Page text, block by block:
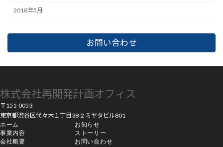
2018年5月
お問い合わせ
株式会社再開発計画オフィス
〒151-0053
東京都渋谷区代々木１丁目38-2 ミヤタビル801
ホーム
事業内容
会社概要
お知らせ
ストーリー
お問い合わせ